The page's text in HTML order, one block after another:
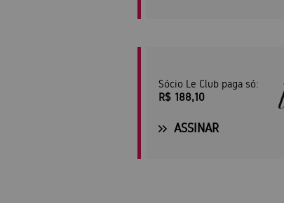
Sócio Le Club paga só:
R$ 188,10
ASSINAR